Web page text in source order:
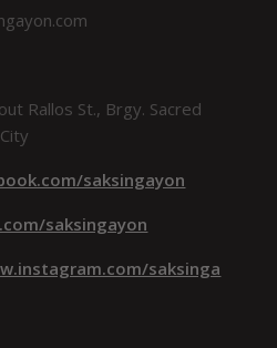
Rallos St., Brgy. Sacred
saksingayon
saksingayon
saksinga